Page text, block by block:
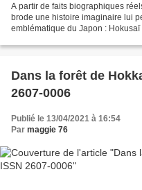
A partir de faits biographiques
brode une histoire imaginaire lui
emblématique du Japon :
Dans la forêt de
2607-0006
Publié le 13/04/2021 à 16:54
Par maggie 76